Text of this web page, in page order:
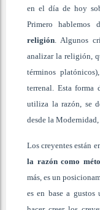
en el día de hoy
Primero hablemos
religión. Algunos
analizar la religión,
términos
terrenal. Esta forma
utiliza la razón, se
desde la
Los creyentes están
la razón como
más, es un
es en base a gustos